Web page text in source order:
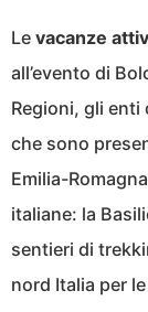
Le vacanze
all’evento di
Regioni, gli
che sono
Emilia-
italiane: la
sentieri di
nord Italia per